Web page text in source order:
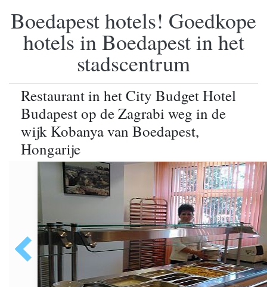
Boedapest hotels! Goedkope
hotels in Boedapest in het
stadscentrum
Restaurant in het City Budget Hotel
Budapest op de Zagrabi weg in de
wijk Kobanya van Boedapest,
Hongarije